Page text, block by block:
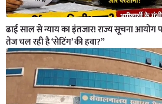
ढाई साल से न्याय का इंतजार! राज्य सूचना
तेज चल रही है ‘सेटिंग’ की हवा?”